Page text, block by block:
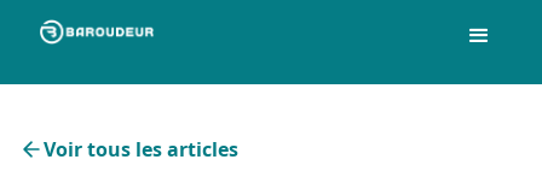
Voir tous les articles